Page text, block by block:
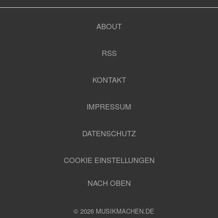
ABOUT
RSS
KONTAKT
IMPRESSUM
DATENSCHUTZ
COOKIE EINSTELLUNGEN
NACH OBEN
© 2026 MUSIKMACHEN.DE